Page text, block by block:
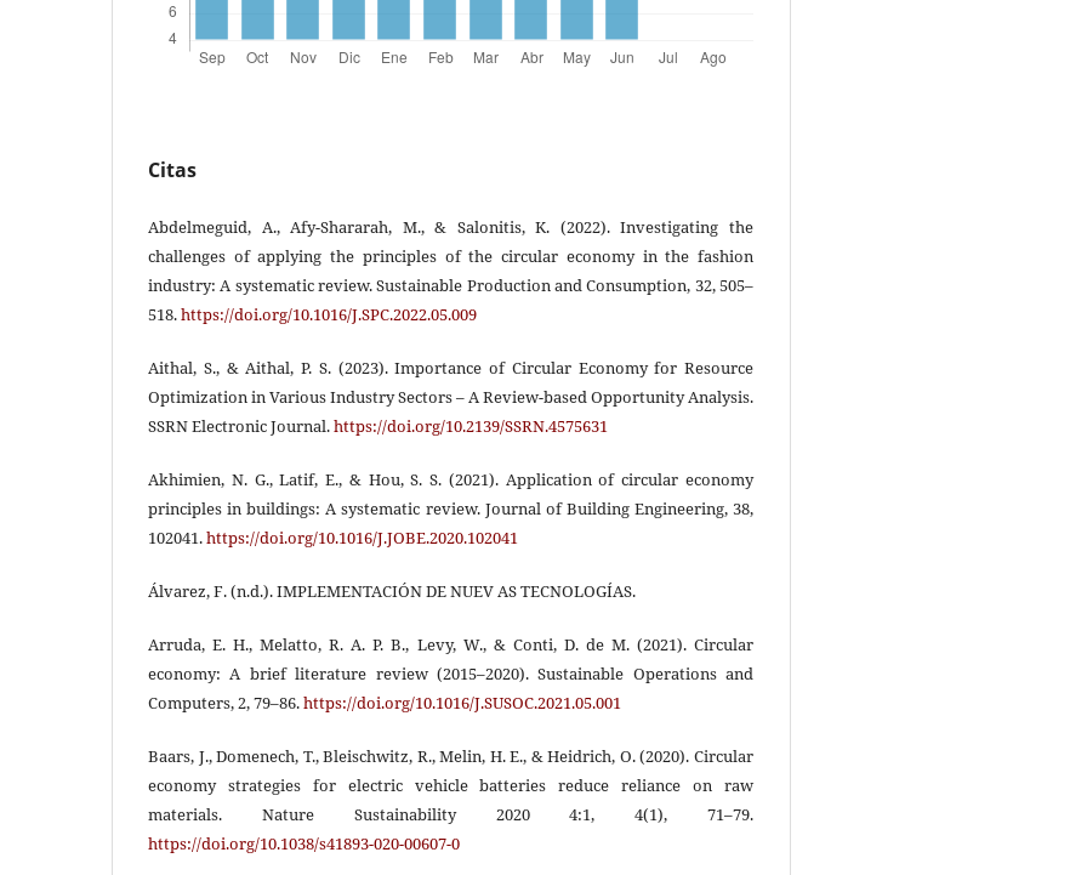
Citas
Abdelmeguid, A., Afy-Shararah, M., & Salonitis, K. (2022). Investigating the
challenges of applying the principles of the circular economy in the fashion
industry: A systematic review. Sustainable Production and Consumption, 32, 505–
518.https://doi.org/10.1016/J.SPC.2022.05.009
Aithal, S., & Aithal, P. S. (2023). Importance of Circular Economy for Resource
Optimization in Various Industry Sectors – A Review-based Opportunity Analysis.
SSRN Electronic Journal.https://doi.org/10.2139/SSRN.4575631
Akhimien, N. G., Latif, E., & Hou, S. S. (2021). Application of circular economy
principles in buildings: A systematic review. Journal of Building Engineering, 38,
102041.https://doi.org/10.1016/J.JOBE.2020.102041
Álvarez, F. (n.d.). IMPLEMENTACIÓN DE NUEV AS TECNOLOGÍAS.
Arruda, E. H., Melatto, R. A. P. B., Levy, W., & Conti, D. de M. (2021). Circular
economy: A brief literature review (2015–2020). Sustainable Operations and
Computers, 2, 79–86.https://doi.org/10.1016/J.SUSOC.2021.05.001
Baars, J., Domenech, T., Bleischwitz, R., Melin, H. E., & Heidrich, O. (2020). Circular
economy strategies for electric vehicle batteries reduce reliance on raw
materials. Nature Sustainability 2020 4:1, 4(1), 71–79.
https://doi.org/10.1038/s41893-020-00607-0